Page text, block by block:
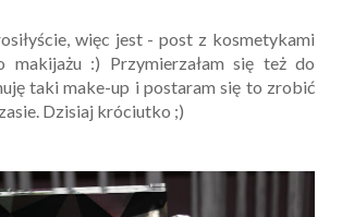
więc jest - post z kosmetykami
makijażu :) Przymierzałam się też do
taki make-up i postaram się to zrobić
Dzisiaj króciutko ;)